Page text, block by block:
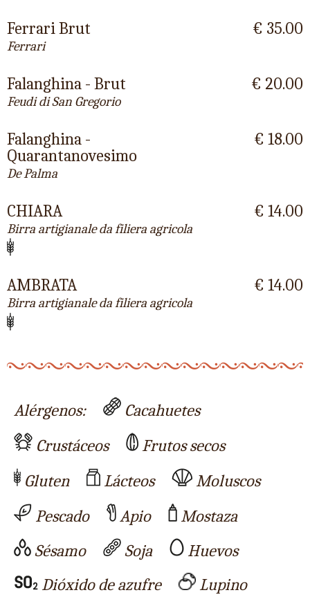
Ferrari Brut
Ferrari
€ 35.00
Falanghina - Brut
Feudi di San Gregorio
€ 20.00
Falanghina -
Quarantanovesimo
De Palma
€ 18.00
CHIARA
Birra artigianale da filiera agricola
€ 14.00
AMBRATA
Birra artigianale da filiera agricola
€ 14.00
Alérgenos:
Cacahuetes
Crustáceos
Frutos secos
Gluten
Lácteos
Moluscos
Pescado
Apio
Mostaza
Sésamo
Soja
Huevos
Dióxido de azufre
Lupino